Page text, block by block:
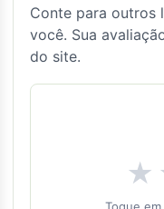
Conte para outros
você. Sua
do site.
★